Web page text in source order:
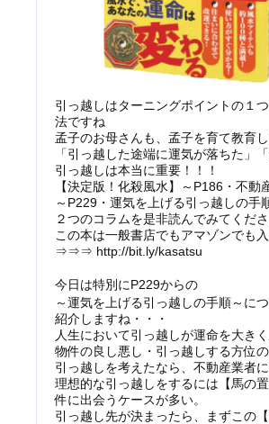
引っ越しはターニングポイントの１
法ですね
孟子のお母さんも、孟子を育て教育
「引っ越した途端に運気が落ちた」
引っ越しは本当に重要！！！
【決定版！化殺風水】～P186・不動
～P229・運気を上げる引っ越しの手
２つのコラムを是非読んでみてくださ
この本は一般書店でもアマゾンでも入
⇒⇒⇒ http://bit.ly/kasatsu
今日は特別にP229からの
～運気を上げる引っ越しの手順～に
紹介しますね・・・
人生において引っ越しが運命を大き
物件の良し悪し・引っ越しする方位
引っ越しを考えたなら、不動産業者
理想的な引っ越しをするには【馬の
件に出会うケースが多い。
引っ越し先が決まったら、まずこの